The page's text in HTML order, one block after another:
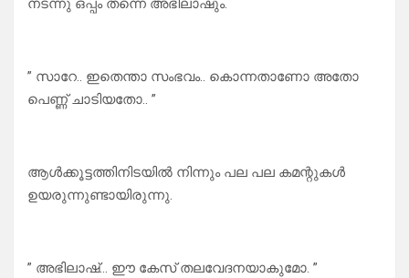
നടന്നു ഒപ്പം തന്നെ അഭിലാഷും.
” സാറേ.. ഇതെന്താ സംഭവം.. കൊന്നതാണോ അതോ
പെണ്ണ് ചാടിയതോ.. ”
ആൾക്കൂട്ടത്തിനിടയിൽ നിന്നും പല പല കമന്റുകൾ
ഉയരുന്നുണ്ടായിരുന്നു.
” അഭിലാഷ്… ഈ കേസ് തലവേദനയാകുമോ. ”